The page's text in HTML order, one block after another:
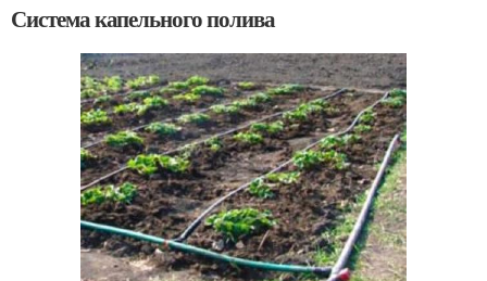
Система капельного полива